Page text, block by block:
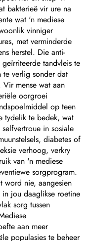
bakterieë vir ure na
wat 'n mediese
vinniger
met verminderde
herstel. Die anti-
tandvleis te
te verlig sonder dat
mense wat aan
oorgroei
op teen
tydelik te bedek, wat
in sosiale
diabetes of
verhoog, verkry
van 'n mediese
sorgprogram.
word nie, aangesien
jou daaglikse roetine
sorg tussen
aan meer
populasies te beheer